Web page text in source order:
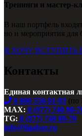
Тренинги и мастер-
В наш портфель
но и мероприятия для
Я ХОЧУ ВСТУПИТЬ
Контакты
Единая контактная
8 800 550-91-93 (по
MAX: 8 (977) 740 80-
TG: 8 (977) 740 80-70
info@ligabar.ru